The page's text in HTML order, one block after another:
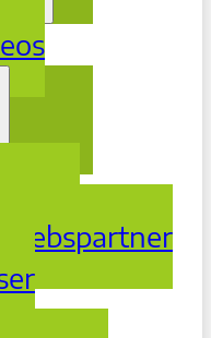
Uns